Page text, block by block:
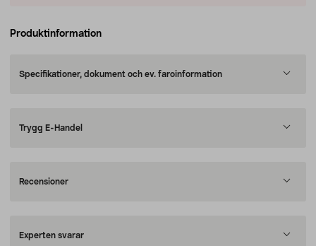
Produktinformation
Specifikationer, dokument och ev. faroinformation
Trygg E-Handel
Recensioner
Experten svarar